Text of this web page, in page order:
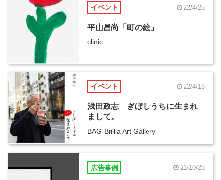
イベント 22/4/25
平山昌尚「町の絵」
clinic
イベント 22/4/18
浅田政志 ぎぼしうちに生まれ
まして。
BAG-Brillia Art Gallery-
広告事例 21/10/28